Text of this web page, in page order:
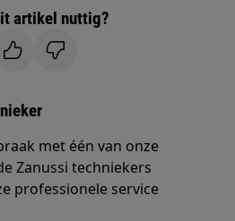
artikel nuttig?
met één van onze
Zanussi techniekers
professionele service